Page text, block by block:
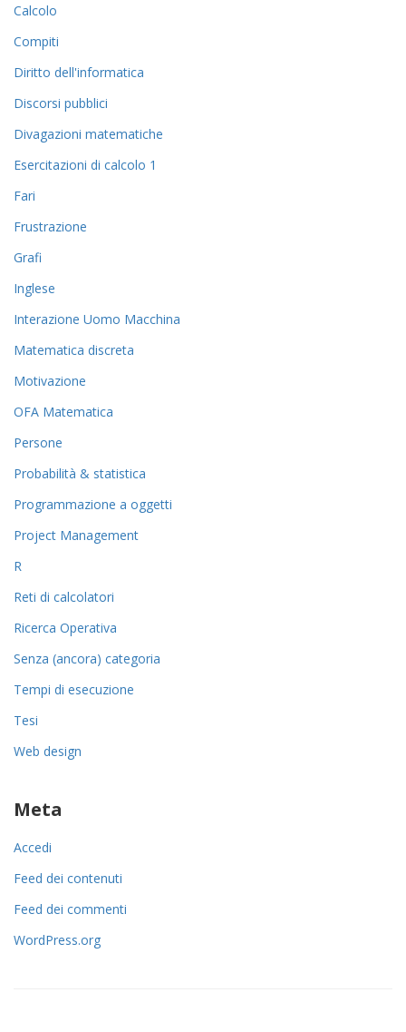
Calcolo
Compiti
Diritto dell'informatica
Discorsi pubblici
Divagazioni matematiche
Esercitazioni di calcolo 1
Fari
Frustrazione
Grafi
Inglese
Interazione Uomo Macchina
Matematica discreta
Motivazione
OFA Matematica
Persone
Probabilità & statistica
Programmazione a oggetti
Project Management
R
Reti di calcolatori
Ricerca Operativa
Senza (ancora) categoria
Tempi di esecuzione
Tesi
Web design
Meta
Accedi
Feed dei contenuti
Feed dei commenti
WordPress.org